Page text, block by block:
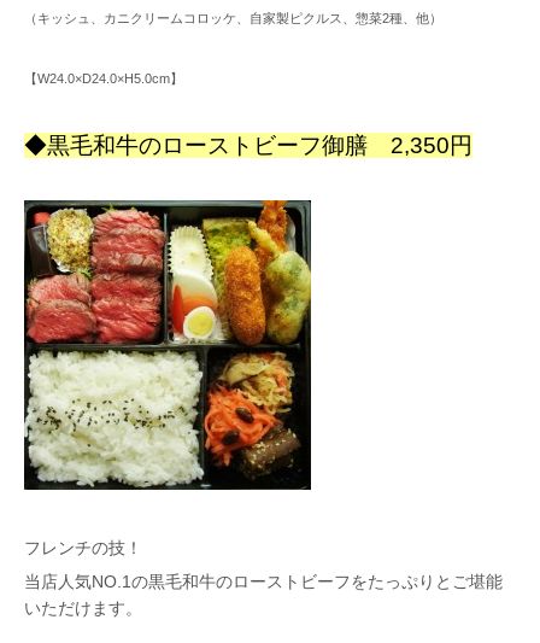
（キッシュ、カニクリームコロッケ、自家製ピクルス、惣菜2種、他）
【W24.0×D24.0×H5.0cm】
◆黒毛和牛のローストビーフ御膳 2,350円
フレンチの技！
当店人気NO.1の黒毛和牛のローストビーフをたっぷりとご堪能
いただけます。